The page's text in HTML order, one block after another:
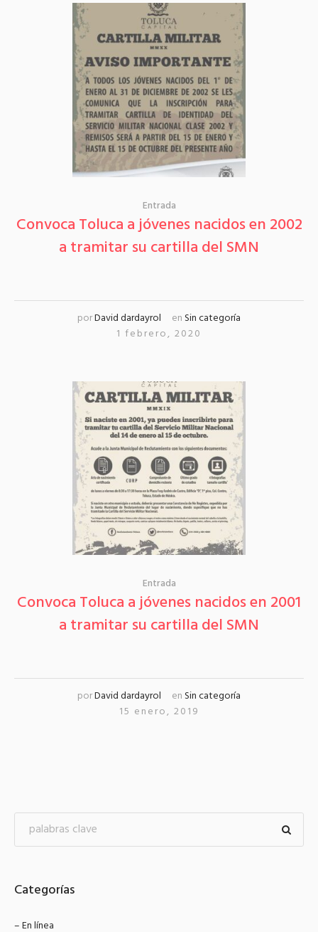
Entrada
Convoca Toluca a jóvenes nacidos en 2002
a tramitar su cartilla del SMN
porDavid dardayrol en Sin categoría
1 febrero, 2020
Entrada
Convoca Toluca a jóvenes nacidos en 2001
a tramitar su cartilla del SMN
porDavid dardayrol en Sin categoría
15 enero, 2019
Categorías
– En línea